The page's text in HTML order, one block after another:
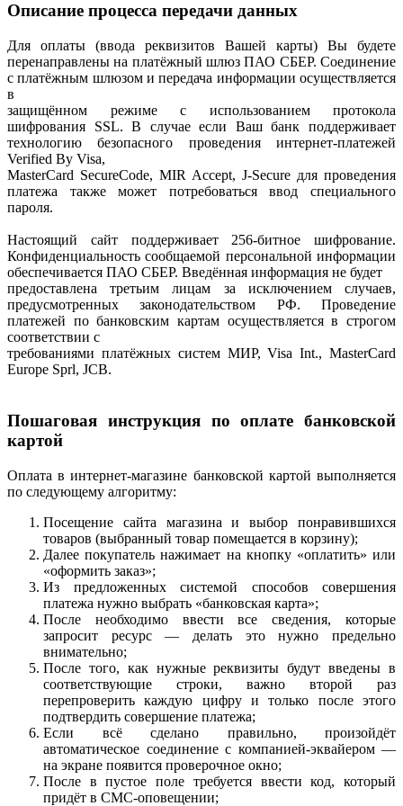
Описание процесса передачи данных
Для оплаты (ввода реквизитов Вашей карты) Вы будете
перенаправлены на платёжный шлюз ПАО СБЕР. Соединение
с платёжным шлюзом и передача информации осуществляется
в
защищённом режиме с использованием протокола
шифрования SSL. В случае если Ваш банк поддерживает
технологию безопасного проведения интернет-платежей
Verified By Visa,
MasterCard SecureCode, MIR Accept, J-Secure для проведения
платежа также может потребоваться ввод специального
пароля.
Настоящий сайт поддерживает 256-битное шифрование.
Конфиденциальность сообщаемой персональной информации
обеспечивается ПАО СБЕР. Введённая информация не будет
предоставлена третьим лицам за исключением случаев,
предусмотренных законодательством РФ. Проведение
платежей по банковским картам осуществляется в строгом
соответствии с
требованиями платёжных систем МИР, Visa Int., MasterCard
Europe Sprl, JCB.
Пошаговая инструкция по оплате банковской
картой
Оплата в интернет-магазине банковской картой выполняется
по следующему алгоритму:
Посещение сайта магазина и выбор понравившихся
товаров (выбранный товар помещается в корзину);
Далее покупатель нажимает на кнопку «оплатить» или
«оформить заказ»;
Из предложенных системой способов совершения
платежа нужно выбрать «банковская карта»;
После необходимо ввести все сведения, которые
запросит ресурс — делать это нужно предельно
внимательно;
После того, как нужные реквизиты будут введены в
соответствующие строки, важно второй раз
перепроверить каждую цифру и только после этого
подтвердить совершение платежа;
Если всё сделано правильно, произойдёт
автоматическое соединение с компанией-эквайером —
на экране появится проверочное окно;
После в пустое поле требуется ввести код, который
придёт в СМС-оповещении;